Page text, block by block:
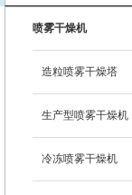
喷雾干燥机
造粒喷雾干燥塔
生产型喷雾干燥机
冷冻喷雾干燥机